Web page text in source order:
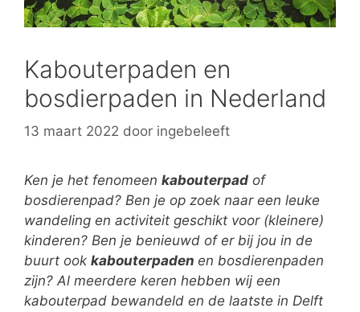
Kabouterpaden en
bosdierpaden in Nederland
13 maart 2022 door ingebeleeft
Ken je het fenomeen kabouterpad of
bosdierenpad? Ben je op zoek naar een leuke
wandeling en activiteit geschikt voor (kleinere)
kinderen? Ben je benieuwd of er bij jou in de
buurt ook kabouterpaden en bosdierenpaden
zijn? Al meerdere keren hebben wij een
kabouterpad bewandeld en de laatste in Delft